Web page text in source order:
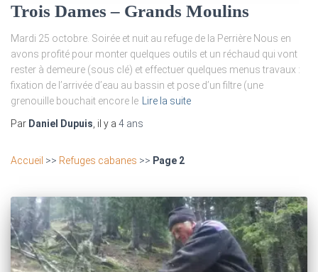
Trois Dames – Grands Moulins
Mardi 25 octobre. Soirée et nuit au refuge de la Perrière Nous en
avons profité pour monter quelques outils et un réchaud qui vont
rester à demeure (sous clé) et effectuer quelques menus travaux :
fixation de l’arrivée d’eau au bassin et pose d’un filtre (une
grenouille bouchait encore le
Lire la suite
Par Daniel Dupuis , il y a 4 ans
Accueil >> Refuges cabanes >> Page 2